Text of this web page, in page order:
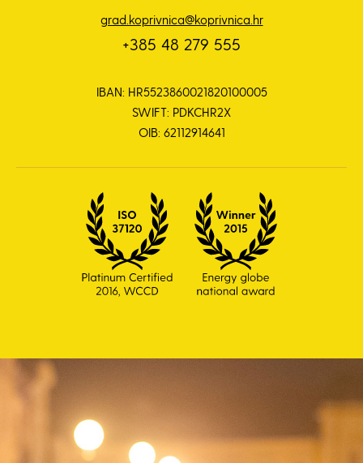
grad.koprivnica@koprivnica.hr
+385 48 279 555
IBAN: HR5523860021820100005
SWIFT: PDKCHR2X
OIB: 62112914641